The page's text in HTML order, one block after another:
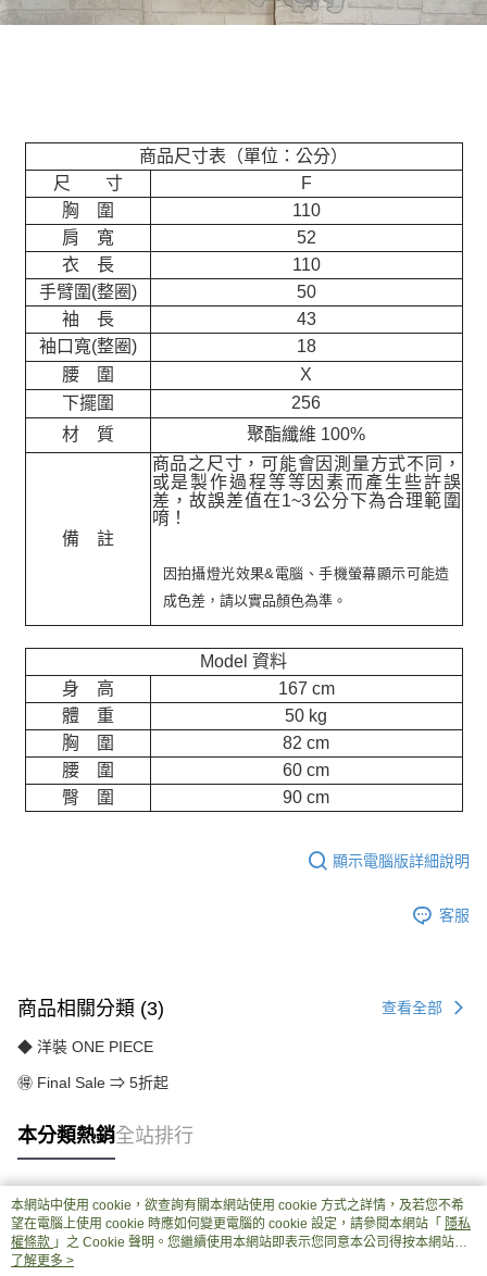
商品尺寸表（單位：公分）
尺 寸
F
胸 圍
110
肩 寬
52
衣 長
110
手臂圍(整圈)
50
袖 長
43
袖口寬(整圈)
18
腰 圍
X
下擺圍
256
材 質
聚酯纖維 100%
備 註
商品之尺寸，可能會因測量方式不同，
或是製作過程等等因素而產生些許誤
差，故誤差值在1~3公分下為合理範圍
唷！
因拍攝燈光效果&電腦、手機螢幕顯示可能造
成色差，請以實品顏色為準。
Model 資料
身 高
167 cm
體 重
50 kg
胸 圍
82 cm
腰 圍
60 cm
臀 圍
90 cm
顯示電腦版詳細說明
客服
商品相關分類 (3) 查看全部
◆ 洋裝 ONE PIECE
🉐 Final Sale ⇒ 5折起
本分類熱銷全站排行
熱門標籤
本網站中使用 cookie，欲查詢有關本網站使用 cookie 方式之詳情，及若您不希
望在電腦上使用 cookie 時應如何變更電腦的 cookie 設定，請參閱本網站「 隱私
權條款 」之 Cookie 聲明。您繼續使用本網站即表示您同意本公司得按本網站使
用條款之 Cookie 聲明使用 cookie。
了解更多 >